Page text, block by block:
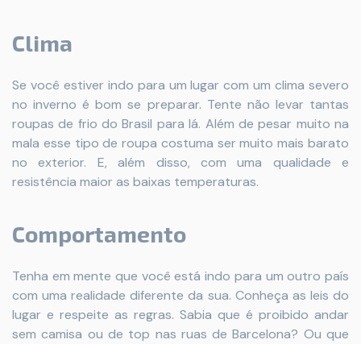
Clima
Se você estiver indo para um lugar com um clima severo
no inverno é bom se preparar. Tente não levar tantas
roupas de frio do Brasil para lá. Além de pesar muito na
mala esse tipo de roupa costuma ser muito mais barato
no exterior. E, além disso, com uma qualidade e
resistência maior as baixas temperaturas.
Comportamento
Tenha em mente que você está indo para um outro país
com uma realidade diferente da sua. Conheça as leis do
lugar e respeite as regras. Sabia que é proibido andar
sem camisa ou de top nas ruas de Barcelona? Ou que